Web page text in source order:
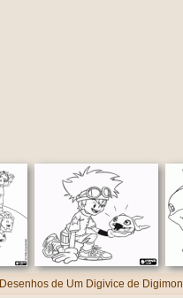
Desenhos de Um Digivice de Digimon